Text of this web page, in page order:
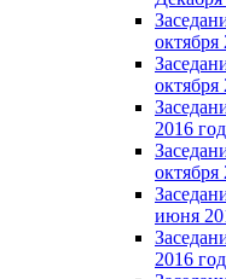
октября
октября
2016
октября
июня
2016